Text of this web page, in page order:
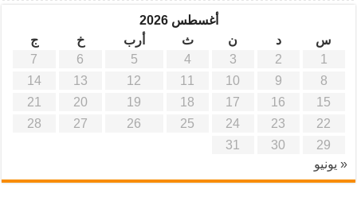
أغسطس 2026
س
د ن ث أرب خ
ج
1
2
3
4
5
6
7
8
9
10
11
12
13
14
15
16
17
18
19
20
21
22
23
24
25
26
27
28
29
30
31
« يونيو